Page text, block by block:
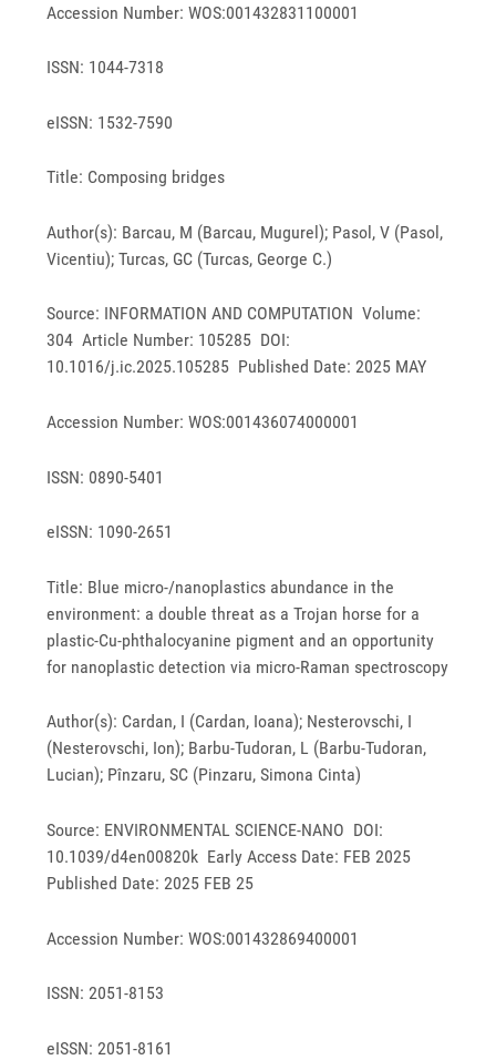
Accession Number: WOS:001432831100001
ISSN: 1044-7318
eISSN: 1532-7590
Title: Composing bridges
Author(s): Barcau, M (Barcau, Mugurel); Pasol, V (Pasol,
Vicentiu); Turcas, GC (Turcas, George C.)
Source: INFORMATION AND COMPUTATION Volume:
304 Article Number: 105285 DOI:
10.1016/j.ic.2025.105285 Published Date: 2025 MAY
Accession Number: WOS:001436074000001
ISSN: 0890-5401
eISSN: 1090-2651
Title: Blue micro-/nanoplastics abundance in the
environment: a double threat as a Trojan horse for a
plastic-Cu-phthalocyanine pigment and an opportunity
for nanoplastic detection via micro-Raman spectroscopy
Author(s): Cardan, I (Cardan, Ioana); Nesterovschi, I
(Nesterovschi, Ion); Barbu-Tudoran, L (Barbu-Tudoran,
Lucian); Pînzaru, SC (Pinzaru, Simona Cinta)
Source: ENVIRONMENTAL SCIENCE-NANO DOI:
10.1039/d4en00820k Early Access Date: FEB 2025
Published Date: 2025 FEB 25
Accession Number: WOS:001432869400001
ISSN: 2051-8153
eISSN: 2051-8161